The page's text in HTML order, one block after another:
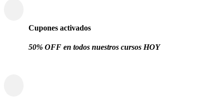
Cupones activados
50% OFF en todos nuestros cursos HOY